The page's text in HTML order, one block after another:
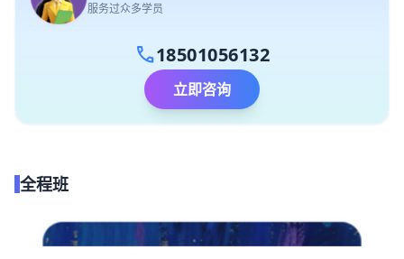
服务过众多学员
call18501056132
立即咨询
全程班